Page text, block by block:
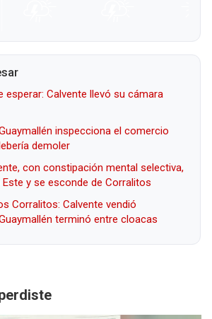
esperar: Calvente llevó su cámara
inspecciona el comercio
demoler
con constipación mental selectiva,
y se esconde de Corralitos
Corralitos: Calvente vendió
terminó entre cloacas